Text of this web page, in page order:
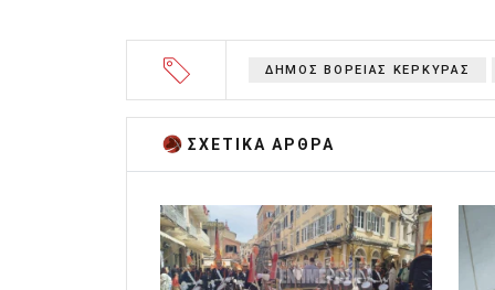
ΔΗΜΟΣ ΒΟΡΕΙΑΣ ΚΕΡΚΥΡΑΣ
ΣΧΕΤΙΚA AΡΘΡΑ